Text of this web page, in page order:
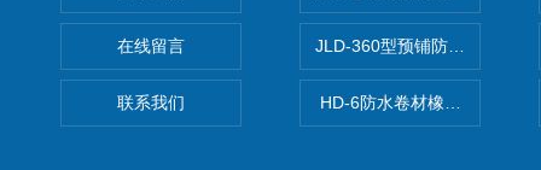
在线留言
联系我们
JLD-360型预铺防水卷材抗冲
HD-6防水卷材橡胶测厚仪